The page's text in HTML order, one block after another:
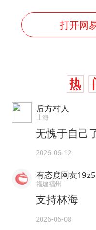
打开网
后方村人
上海
无愧于自己
2026-06-12
有态度网友
福建福州
支持林海
2026-06-08